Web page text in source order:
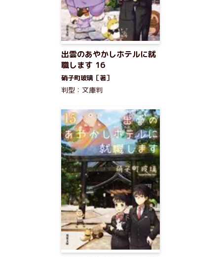
出雲のあやかしホテルに就
職します 16
硝子町玻璃［著］
判型：文庫判